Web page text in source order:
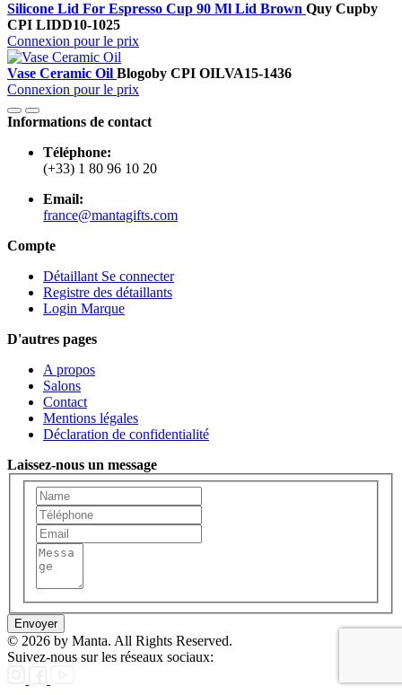
Silicone Lid For Espresso Cup 90 Ml Lid Brown Quy Cupby
CPI LIDD10-1025
Connexion pour le prix
Vase Ceramic Oil Blogoby CPI OILVA15-1436
Connexion pour le prix
Informations de contact
Téléphone:
(+33) 1 80 96 10 20
Email:
france@mantagifts.com
Compte
Détaillant Se connecter
Registre des détaillants
Login Marque
D'autres pages
A propos
Salons
Contact
Mentions légales
Déclaration de confidentialité
Laissez-nous un message
Envoyer
© 2026 by Manta. All Rights Reserved.
Suivez-nous sur les réseaux sociaux: